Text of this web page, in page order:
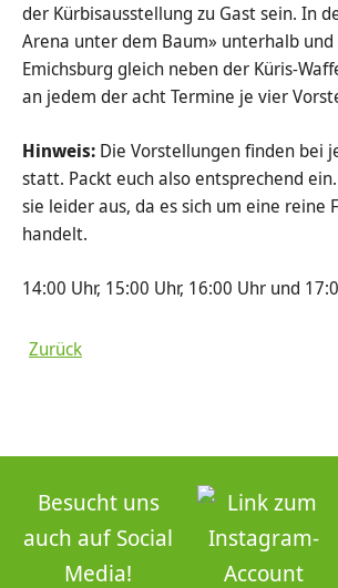
der Kürbisausstellung zu Gast sein. In
Arena unter dem Baum» unterhalb
Emichsburg gleich neben der Küris-
an jedem der acht Termine je vier
Hinweis: Die Vorstellungen finden bei
statt. Packt euch also entsprechend
sie leider aus, da es sich um eine reine
handelt.
14:00 Uhr, 15:00 Uhr, 16:00 Uhr und
Zurück
Besucht uns
auch auf Social
Media!